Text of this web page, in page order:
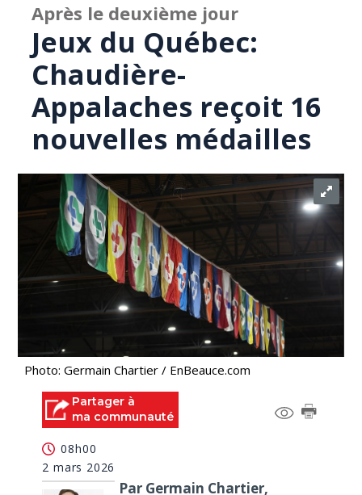
Après le deuxième jour
Jeux du Québec:
Chaudière-
Appalaches reçoit 16
nouvelles médailles
Photo: Germain Chartier / EnBeauce.com
Partager à
ma communauté
08h00
2 mars 2026
Par Germain Chartier,